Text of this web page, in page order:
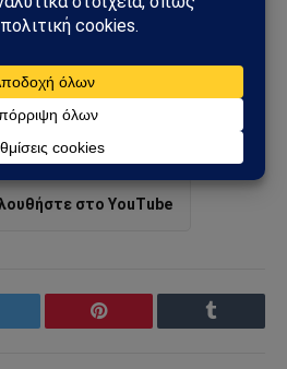
στο Instagram
στο YouTube
Pinterest Tumblr